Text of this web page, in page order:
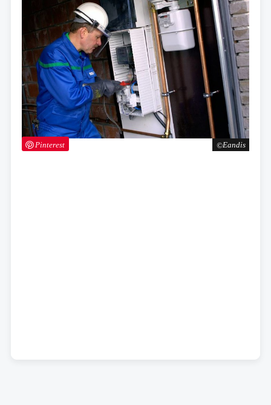
Eandis
Pinterest